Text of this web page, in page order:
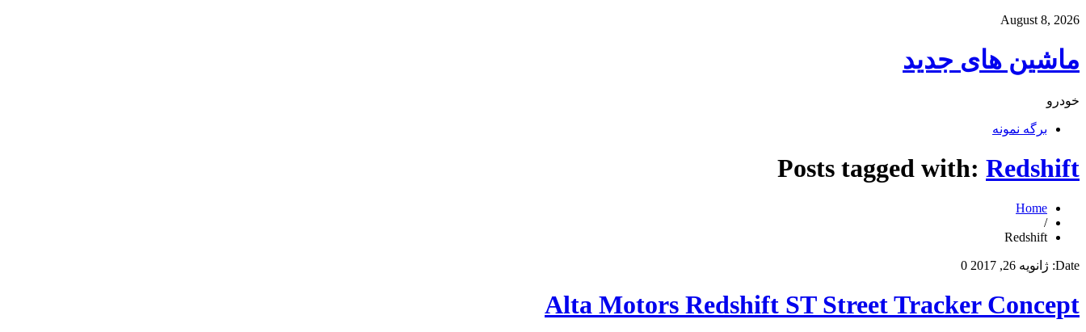
August 8, 2026
ماشین های جدید
خودرو
برگه نمونه
Posts tagged with: Redshift
Home
/
Redshift
Date: ژانویه 26, 2017 0
Alta Motors Redshift ST Street Tracker Concept